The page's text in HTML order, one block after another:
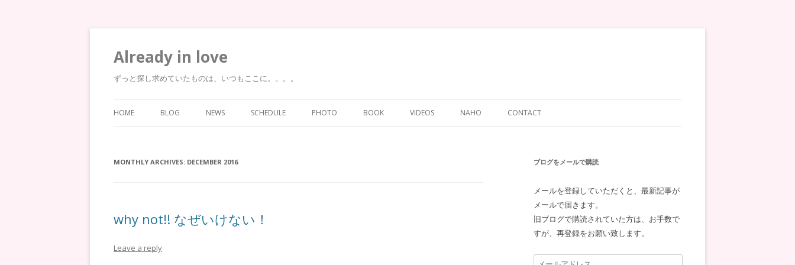
Already in love
ずっと探し求めていたものは、いつもここに。。。。
HOME BLOG NEWS SCHEDULE PHOTO BOOK VIDEOS NAHO CONTACT
MONTHLY ARCHIVES: DECEMBER 2016
why not!! なぜいけない！
Leave a reply
ブログをメールで購読
メールを登録していただくと、最新記事が
メールで届きます。
旧ブログで購読されていた方は、お手数で
すが、再登録をお願い致します。
メ